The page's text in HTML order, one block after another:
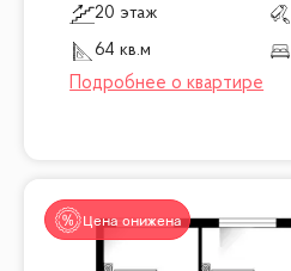
20 этаж
64 кв.м
Цена снижена